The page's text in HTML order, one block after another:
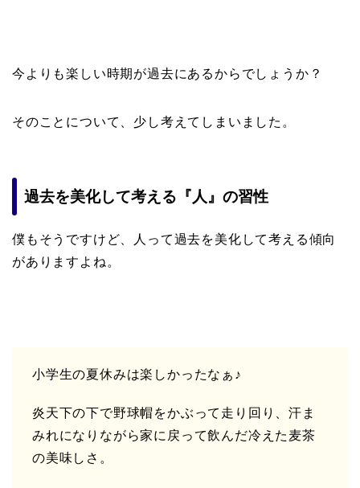
今よりも楽しい時期が過去にあるからでしょうか？
そのことについて、少し考えてしまいました。
過去を美化して考える『人』の習性
僕もそうですけど、人って過去を美化して考える傾向
がありますよね。
小学生の夏休みは楽しかったなぁ♪
炎天下の下で野球帽をかぶって走り回り、汗ま
みれになりながら家に戻って飲んだ冷えた麦茶
の美味しさ。